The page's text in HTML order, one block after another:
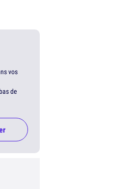
vos
de